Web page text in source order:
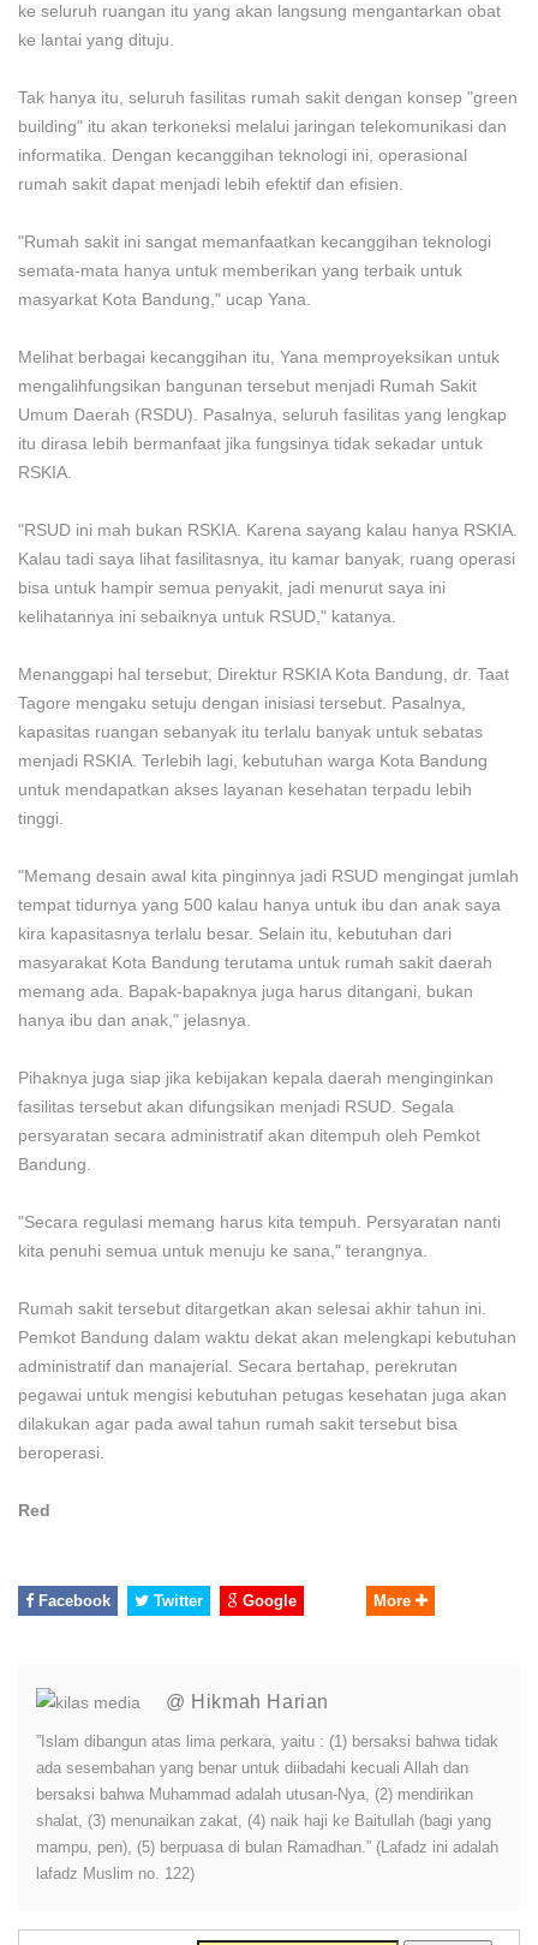
ke seluruh ruangan itu yang akan langsung mengantarkan obat
ke lantai yang dituju.
Tak hanya itu, seluruh fasilitas rumah sakit dengan konsep "green
building" itu akan terkoneksi melalui jaringan telekomunikasi dan
informatika. Dengan kecanggihan teknologi ini, operasional
rumah sakit dapat menjadi lebih efektif dan efisien.
"Rumah sakit ini sangat memanfaatkan kecanggihan teknologi
semata-mata hanya untuk memberikan yang terbaik untuk
masyarkat Kota Bandung," ucap Yana.
Melihat berbagai kecanggihan itu, Yana memproyeksikan untuk
mengalihfungsikan bangunan tersebut menjadi Rumah Sakit
Umum Daerah (RSDU). Pasalnya, seluruh fasilitas yang lengkap
itu dirasa lebih bermanfaat jika fungsinya tidak sekadar untuk
RSKIA.
"RSUD ini mah bukan RSKIA. Karena sayang kalau hanya RSKIA.
Kalau tadi saya lihat fasilitasnya, itu kamar banyak, ruang operasi
bisa untuk hampir semua penyakit, jadi menurut saya ini
kelihatannya ini sebaiknya untuk RSUD," katanya.
Menanggapi hal tersebut, Direktur RSKIA Kota Bandung, dr. Taat
Tagore mengaku setuju dengan inisiasi tersebut. Pasalnya,
kapasitas ruangan sebanyak itu terlalu banyak untuk sebatas
menjadi RSKIA. Terlebih lagi, kebutuhan warga Kota Bandung
untuk mendapatkan akses layanan kesehatan terpadu lebih
tinggi.
"Memang desain awal kita pinginnya jadi RSUD mengingat jumlah
tempat tidurnya yang 500 kalau hanya untuk ibu dan anak saya
kira kapasitasnya terlalu besar. Selain itu, kebutuhan dari
masyarakat Kota Bandung terutama untuk rumah sakit daerah
memang ada. Bapak-bapaknya juga harus ditangani, bukan
hanya ibu dan anak," jelasnya.
Pihaknya juga siap jika kebijakan kepala daerah menginginkan
fasilitas tersebut akan difungsikan menjadi RSUD. Segala
persyaratan secara administratif akan ditempuh oleh Pemkot
Bandung.
"Secara regulasi memang harus kita tempuh. Persyaratan nanti
kita penuhi semua untuk menuju ke sana," terangnya.
Rumah sakit tersebut ditargetkan akan selesai akhir tahun ini.
Pemkot Bandung dalam waktu dekat akan melengkapi kebutuhan
administratif dan manajerial. Secara bertahap, perekrutan
pegawai untuk mengisi kebutuhan petugas kesehatan juga akan
dilakukan agar pada awal tahun rumah sakit tersebut bisa
beroperasi.
Red
Facebook Twitter Google More
@ Hikmah Harian
”Islam dibangun atas lima perkara, yaitu : (1) bersaksi bahwa tidak
ada sesembahan yang benar untuk diibadahi kecuali Allah dan
bersaksi bahwa Muhammad adalah utusan-Nya, (2) mendirikan
shalat, (3) menunaikan zakat, (4) naik haji ke Baitullah (bagi yang
mampu, pen), (5) berpuasa di bulan Ramadhan.” (Lafadz ini adalah
lafadz Muslim no. 122)